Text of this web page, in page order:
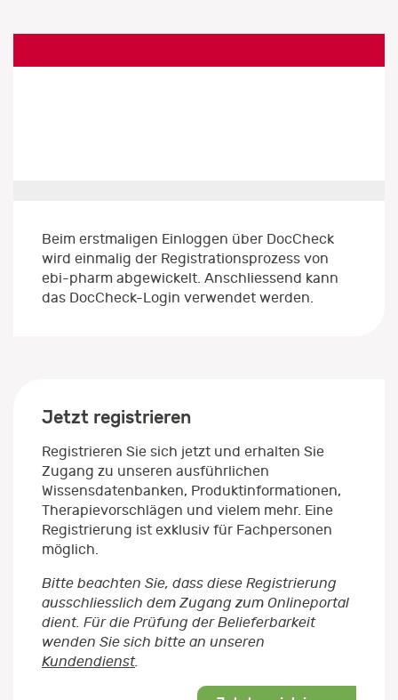
Beim erstmaligen Einloggen über DocCheck
wird einmalig der Registrationsprozess von
ebi-pharm abgewickelt. Anschliessend kann
das DocCheck-Login verwendet werden.
Jetzt registrieren
Registrieren Sie sich jetzt und erhalten Sie
Zugang zu unseren ausführlichen
Wissensdatenbanken, Produktinformationen,
Therapievorschlägen und vielem mehr. Eine
Registrierung ist exklusiv für Fachpersonen
möglich.
Bitte beachten Sie, dass diese Registrierung
ausschliesslich dem Zugang zum Onlineportal
dient. Für die Prüfung der Belieferbarkeit
wenden Sie sich bitte an unseren
Kundendienst.